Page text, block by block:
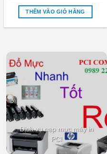
là:
₫450,000.
tại
là:
THÊM VÀO GIỎ HÀNG
Dịch vụ nạp mực máy in
PCI